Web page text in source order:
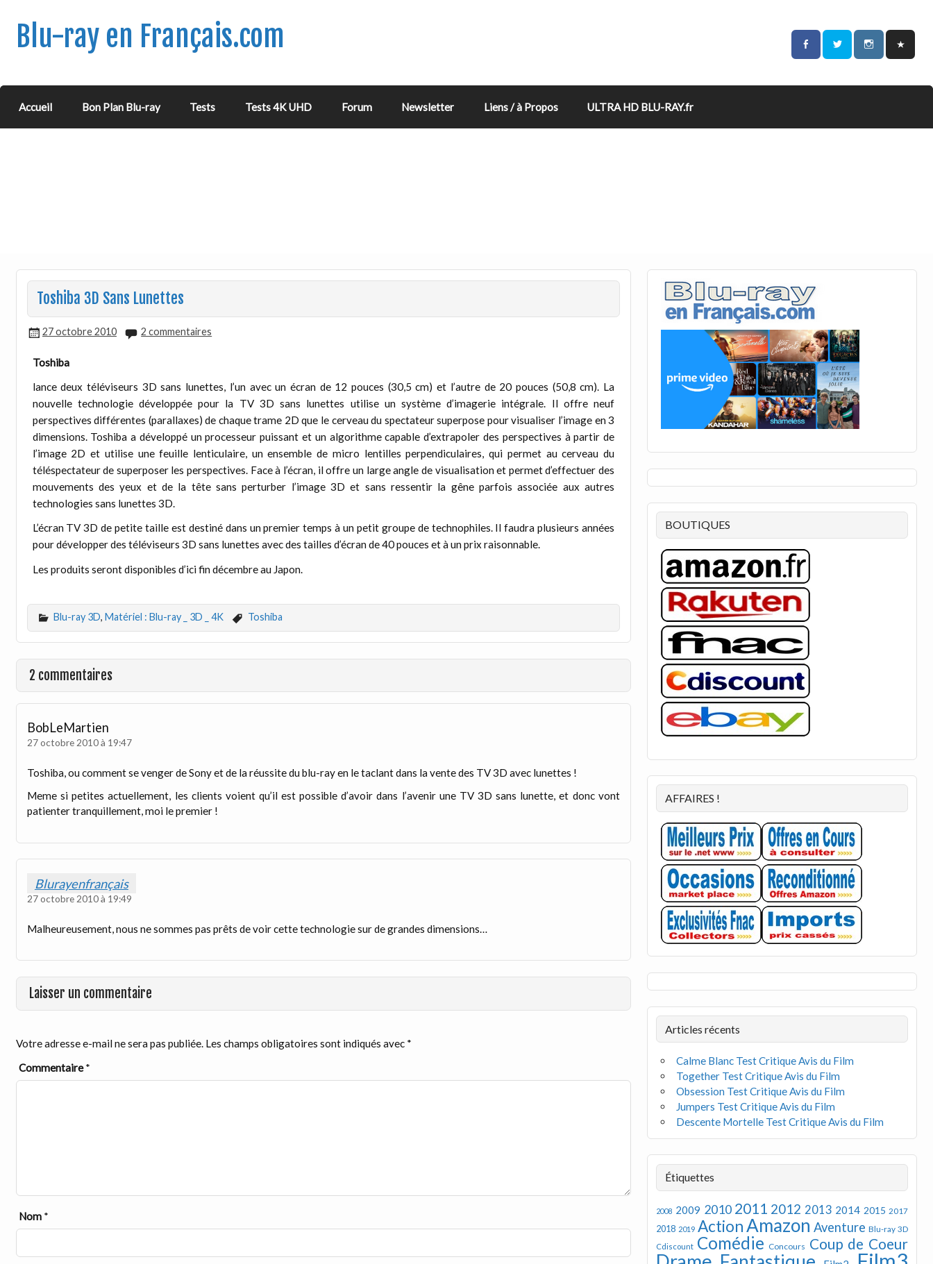
Blu-ray en Français.com
Accueil Bon Plan Blu-ray Tests Tests 4K UHD Forum Newsletter Liens / à Propos ULTRA HD BLU-RAY.fr
Toshiba 3D Sans Lunettes
27 octobre 2010 2 commentaires
Toshiba
lance deux téléviseurs 3D sans lunettes, l’un avec un écran de 12 pouces (30,5 cm) et l’autre de 20 pouces (50,8 cm). La
nouvelle technologie développée pour la TV 3D sans lunettes utilise un système d’imagerie intégrale. Il offre neuf
perspectives différentes (parallaxes) de chaque trame 2D que le cerveau du spectateur superpose pour visualiser l’image en 3
dimensions. Toshiba a développé un processeur puissant et un algorithme capable d’extrapoler des perspectives à partir de
l’image 2D et utilise une feuille lenticulaire, un ensemble de micro lentilles perpendiculaires, qui permet au cerveau du
téléspectateur de superposer les perspectives. Face à l’écran, il offre un large angle de visualisation et permet d’effectuer des
mouvements des yeux et de la tête sans perturber l’image 3D et sans ressentir la gêne parfois associée aux autres
technologies sans lunettes 3D.
L’écran TV 3D de petite taille est destiné dans un premier temps à un petit groupe de technophiles. Il faudra plusieurs années
pour développer des téléviseurs 3D sans lunettes avec des tailles d’écran de 40 pouces et à un prix raisonnable.
Les produits seront disponibles d’ici fin décembre au Japon.
Blu-ray 3D, Matériel : Blu-ray _ 3D _ 4K Toshiba
2 commentaires
BobLeMartien
27 octobre 2010 à 19:47
Toshiba, ou comment se venger de Sony et de la réussite du blu-ray en le taclant dans la vente des TV 3D avec lunettes !
Meme si petites actuellement, les clients voient qu’il est possible d’avoir dans l’avenir une TV 3D sans lunette, et donc vont
patienter tranquillement, moi le premier !
Blurayenfrançais
27 octobre 2010 à 19:49
Malheureusement, nous ne sommes pas prêts de voir cette technologie sur de grandes dimensions…
Laisser un commentaire
Votre adresse e-mail ne sera pas publiée. Les champs obligatoires sont indiqués avec *
Commentaire*
Nom *
BOUTIQUES
AFFAIRES !
Articles récents
Calme Blanc Test Critique Avis du Film
Together Test Critique Avis du Film
Obsession Test Critique Avis du Film
Jumpers Test Critique Avis du Film
Descente Mortelle Test Critique Avis du Film
Étiquettes
2008 2009 2010 2011 2012 2013 2014 2015 2017
2018 2019 ActionAmazon Aventure Blu-ray 3D
Cdiscount Comédie Concours Coup de Coeur